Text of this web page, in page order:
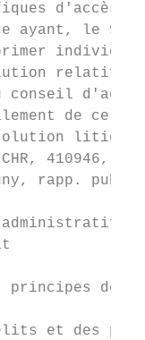
d'accès
le 9
relatif à
de ce
410946,
rapp.
administratifs
principes de
et des